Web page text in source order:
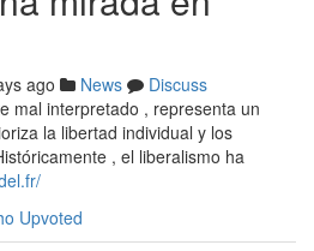
ago News
Discuss
mal interpretado , representa un
la libertad individual y los
, el liberalismo ha
Upvoted